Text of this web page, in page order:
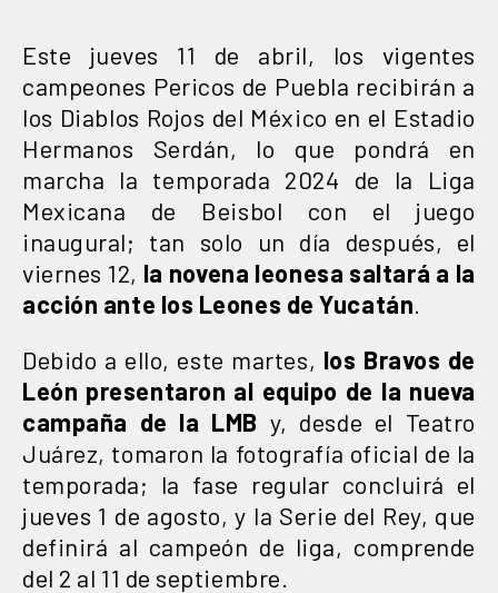
Este jueves 11 de abril, los vigentes
campeones Pericos de Puebla recibirán a
los Diablos Rojos del México en el Estadio
Hermanos Serdán, lo que pondrá en
marcha la temporada 2024 de la Liga
Mexicana de Beisbol con el juego
inaugural; tan solo un día después, el
viernes 12, la novena leonesa saltará a la
acción ante los Leones de Yucatán
Debido a ello, este martes, los Bravos de
León presentaron al equipo de la nueva
campaña de la LMB y, desde el Teatro
Juárez, tomaron la fotografía oficial de la
temporada; la fase regular concluirá el
jueves 1 de agosto, y la Serie del Rey, que
definirá al campeón de liga, comprende
del 2 al 11 de septiembre.